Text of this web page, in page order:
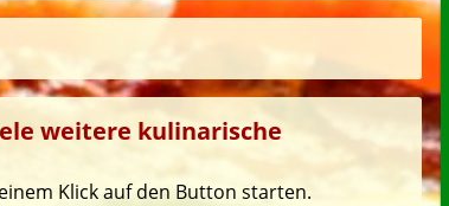
weitere kulinarische
Klick auf den Button starten.